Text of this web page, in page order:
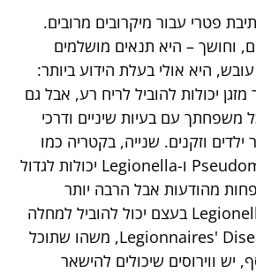
פטרי עבור מיקרובים מרובים.
וחושך – היא תנאים מושלמים
היא אולי בעלת הידוע ביותר:
יכולות להוביל לריח רע, אבל גם
משפחתך עם בעיות שיניים ודרכי
וזקנים. שנייה, בקטריה כמו
Pseudomonas Aeruginosa ו-Legionella יכולות לגדול
מהודעות אבל הרבה יותר
מסוכנות. תבחירות Legionella בעצם יכול להוביל למחלה
חמורה שנקראת Legionnaires' Disease, משהו שתוכל
ווירוסים שיכולים להישאר